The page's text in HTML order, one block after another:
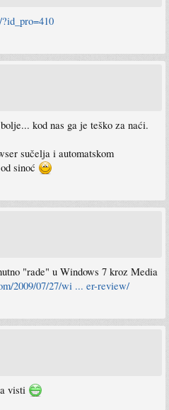
kod nas ga je teško za naći.
sučelja i automatskom
sinoć
"rade" u Windows 7 kroz Media
2009/07/27/wi ... er-review/
visti